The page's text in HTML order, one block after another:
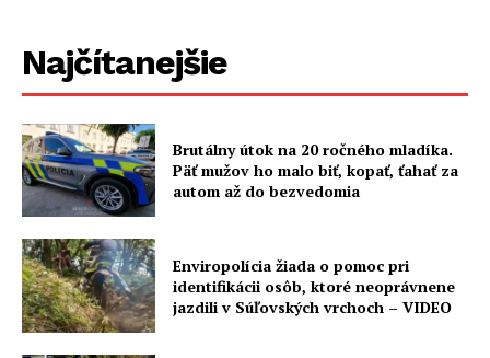
Najčítanejšie
Brutálny útok na 20 ročného mladíka.
Päť mužov ho malo biť, kopať, ťahať za
autom až do bezvedomia
Enviropolícia žiada o pomoc pri
identifikácii osôb, ktoré neoprávnene
jazdili v Súľovských vrchoch – VIDEO